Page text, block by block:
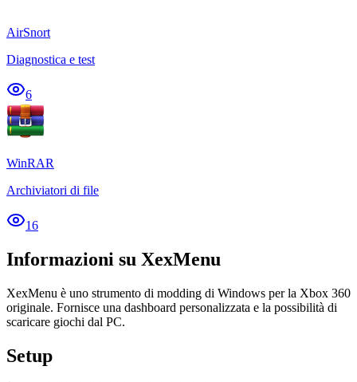
AirSnort
Diagnostica e test
6
WinRAR
Archiviatori di file
16
Informazioni su XexMenu
XexMenu è uno strumento di modding di Windows per la Xbox 360
originale. Fornisce una dashboard personalizzata e la possibilità di
scaricare giochi dal PC.
Setup